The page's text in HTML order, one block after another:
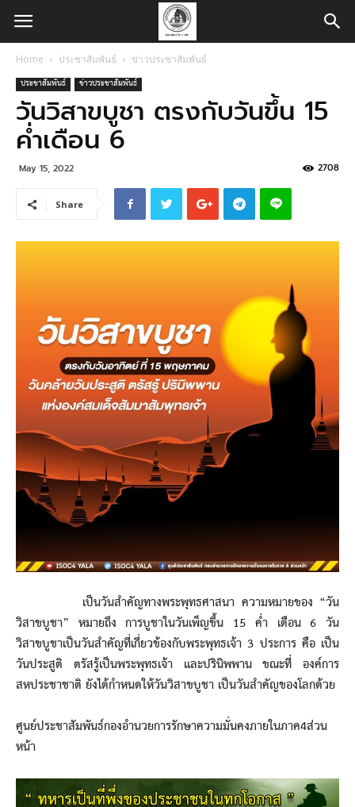
Home ประชาสัมพันธ์ ข่าวประชาสัมพันธ์
ประชาสัมพันธ์ ข่าวประชาสัมพันธ์
วันวิสาขบูชา ตรงกับวันขึ้น 15
ค่ำเดือน 6
May 15, 2022 2708
Share
เป็นวันสำคัญทางพระพุทธศาสนา ความหมายของ “วัน
วิสาขบูชา” หมายถึง การบูชาในวันเพ็ญขึ้น 15 ค่ำ เดือน 6 วัน
วิสาขบูชาเป็นวันสำคัญที่เกี่ยวข้องกับพระพุทธเจ้า 3 ประการ คือ เป็น
วันประสูติ ตรัสรู้เป็นพระพุทธเจ้า และปรินิพพาน ขณะที่ องค์การ
สหประชาชาติ ยังได้กำหนดให้วันวิสาขบูชา เป็นวันสำคัญของโลกด้วย
ศูนย์ประชาสัมพันธ์กองอำนวยการรักษาความมั่นคงภายในภาค4ส่วน
หน้า